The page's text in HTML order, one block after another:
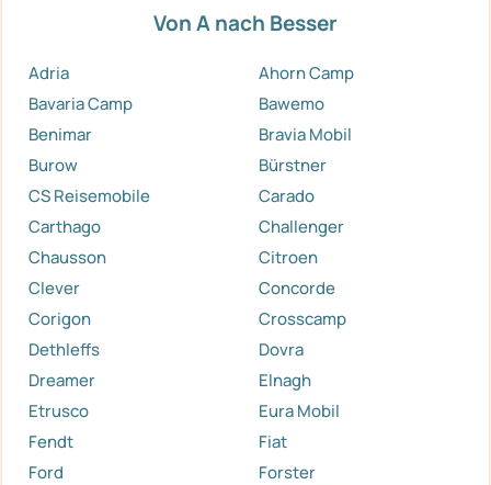
Von A nach Besser
Adria
Ahorn Camp
Bavaria Camp
Bawemo
Benimar
Bravia Mobil
Burow
Bürstner
CS Reisemobile
Carado
Carthago
Challenger
Chausson
Citroen
Clever
Concorde
Corigon
Crosscamp
Dethleffs
Dovra
Dreamer
Elnagh
Etrusco
Eura Mobil
Fendt
Fiat
Ford
Forster